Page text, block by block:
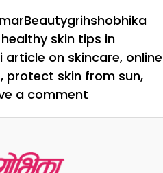
Categories
BeautyTags
grihshobhika
healthy skin tips in
article on skincare, online
, protect skin from sun,
a comment